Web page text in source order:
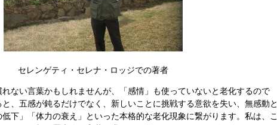
セレンゲティ・セレナ・ロッジでの著者
ない言葉かもしれませんが、「感情」も使っていないと老化するので
、五感が鈍るだけでなく、新しいことに挑戦する意欲を失い、無感動と
下」「体力の衰え」といった本格的な老化現象に繋がります。 私は、こ